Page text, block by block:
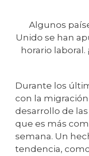
Algunos
Unido se han
horario laboral.
Durante los
con la migración
desarrollo de
que es más
semana. Un
tendencia,